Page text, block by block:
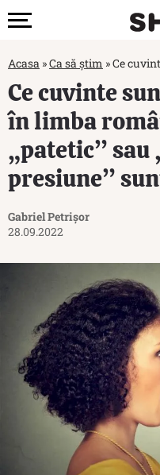
Acasa »Ca să știm »Ce
Ce cuvinte
în limba
„patetic” sau
presiune”
Gabriel Petrișor
28.09.2022